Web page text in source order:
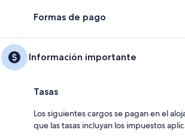
Formas de pago
Información importante
Tasas
Los siguientes cargos se pagan en el
que las tasas incluyan los impuestos